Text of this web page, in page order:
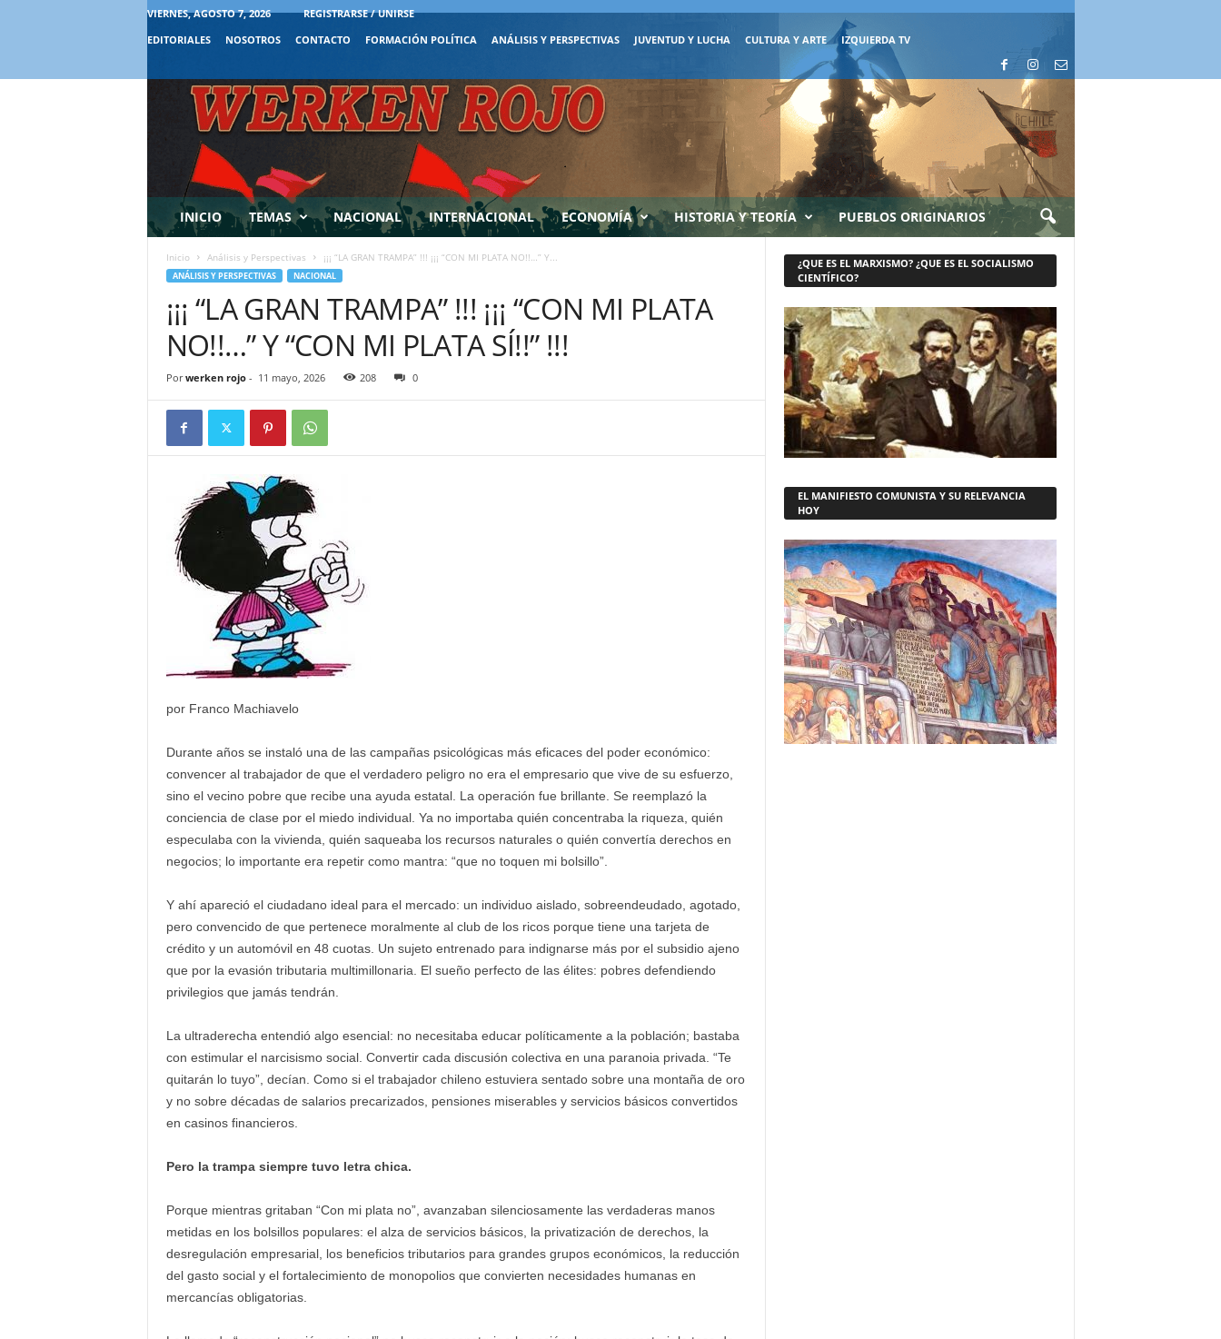
VIERNES, AGOSTO 7, 2026
REGISTRARSE / UNIRSE
EDITORIALES
NOSOTROS CONTACTO FORMACIÓN POLÍTICA ANÁLISIS Y PERSPECTIVAS JUVENTUD Y LUCHA CULTURA Y ARTE IZQUIERDA TV
INICIO TEMAS NACIONAL INTERNACIONAL ECONOMÍA HISTORIA Y TEORÍA PUEBLOS ORIGINARIOS
Inicio Análisis y Perspectivas ¡¡¡ “LA GRAN TRAMPA” !!! ¡¡¡ “CON MI PLATA NO!!…” Y...
ANÁLISIS Y PERSPECTIVAS NACIONAL
¡¡¡ “LA GRAN TRAMPA” !!! ¡¡¡ “CON MI PLATA
NO!!…” Y “CON MI PLATA SÍ!!” !!!
Por werken rojo- 11 mayo, 2026 208 0
por Franco Machiavelo
Durante años se instaló una de las campañas psicológicas más eficaces del poder económico:
convencer al trabajador de que el verdadero peligro no era el empresario que vive de su esfuerzo,
sino el vecino pobre que recibe una ayuda estatal. La operación fue brillante. Se reemplazó la
conciencia de clase por el miedo individual. Ya no importaba quién concentraba la riqueza, quién
especulaba con la vivienda, quién saqueaba los recursos naturales o quién convertía derechos en
negocios; lo importante era repetir como mantra: “que no toquen mi bolsillo”.
Y ahí apareció el ciudadano ideal para el mercado: un individuo aislado, sobreendeudado, agotado,
pero convencido de que pertenece moralmente al club de los ricos porque tiene una tarjeta de
crédito y un automóvil en 48 cuotas. Un sujeto entrenado para indignarse más por el subsidio ajeno
que por la evasión tributaria multimillonaria. El sueño perfecto de las élites: pobres defendiendo
privilegios que jamás tendrán.
La ultraderecha entendió algo esencial: no necesitaba educar políticamente a la población; bastaba
con estimular el narcisismo social. Convertir cada discusión colectiva en una paranoia privada. “Te
quitarán lo tuyo”, decían. Como si el trabajador chileno estuviera sentado sobre una montaña de oro
y no sobre décadas de salarios precarizados, pensiones miserables y servicios básicos convertidos
en casinos financieros.
Pero la trampa siempre tuvo letra chica.
Porque mientras gritaban “Con mi plata no”, avanzaban silenciosamente las verdaderas manos
metidas en los bolsillos populares: el alza de servicios básicos, la privatización de derechos, la
desregulación empresarial, los beneficios tributarios para grandes grupos económicos, la reducción
del gasto social y el fortalecimiento de monopolios que convierten necesidades humanas en
mercancías obligatorias.
¿QUE ES EL MARXISMO? ¿QUE ES EL SOCIALISMO
CIENTÍFICO?
EL MANIFIESTO COMUNISTA Y SU RELEVANCIA
HOY